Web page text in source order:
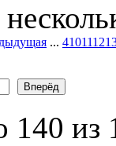
... 4101112
140 из